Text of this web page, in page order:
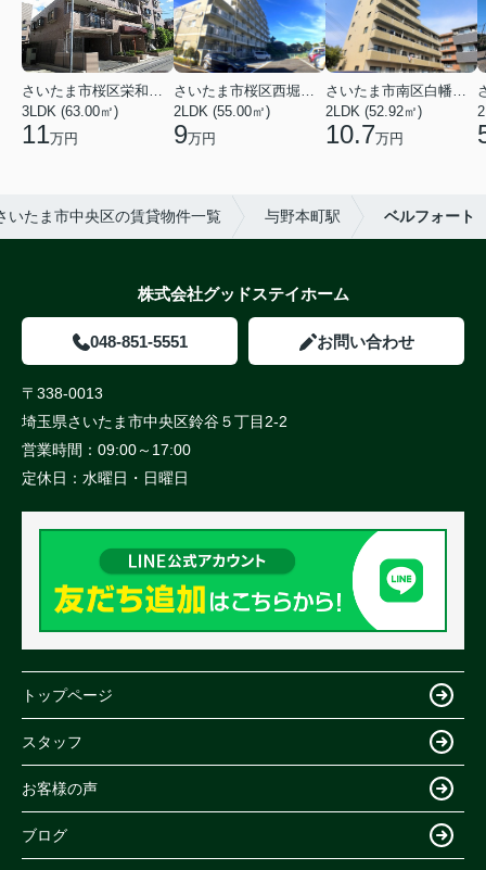
3LDK (63.00㎡)
11万円
2LDK (55.00㎡)
9万円
2LDK (52.92㎡)
10.7万円
いたま市中央区の賃貸物件一覧 与野本町駅 ベルフォート
株式会社グッドステイホーム
048-851-5551 お問い合わせ
〒338-0013
埼玉県さいたま市中央区鈴谷５丁目2-2
営業時間： 09:00～17:00
定休日： 水曜日・日曜日
トップページ
スタッフ
お客様の声
ブログ